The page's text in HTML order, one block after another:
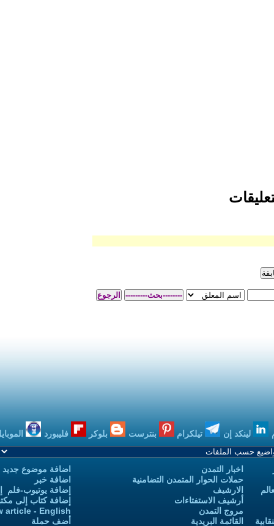
بنترست بلوكر فليبورد الموبايل بودكاست
التضامنية
اضافة خبر
إضافة يوتيوب-فلم إلى يوتيوب التمدن
Add new article - English